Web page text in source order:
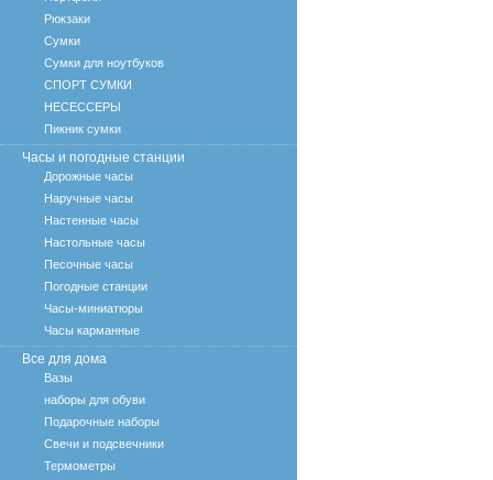
Рюкзаки
Сумки
Сумки для ноутбуков
СПОРТ СУМКИ
НЕСЕССЕРЫ
Пикник сумки
Часы и погодные станции
Дорожные часы
Наручные часы
Настенные часы
Настольные часы
Песочные часы
Погодные станции
Часы-миниатюры
Часы карманные
Все для дома
Вазы
наборы для обуви
Подарочные наборы
Свечи и подсвечники
Термометры